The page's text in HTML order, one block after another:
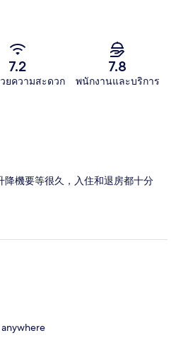
7.2
ยความสะดวก
7.8
พนักงานและบริการ
降機要等很久，入住和退房都十分